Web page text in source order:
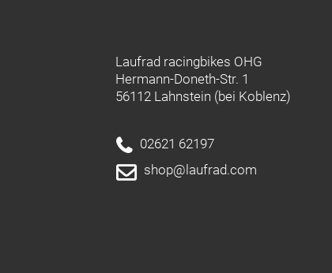
Laufrad racingbikes OHG
Hermann-Doneth-Str. 1
56112 Lahnstein (bei Koblenz)
02621 62197
shop@laufrad.com